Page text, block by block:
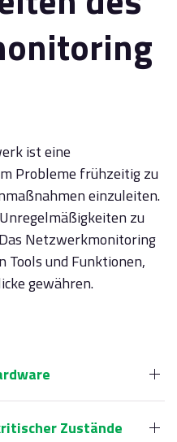
ist eine
Probleme frühzeitig zu
einzuleiten.
zu
Netzwerkmonitoring
und Funktionen,
gewähren.
Zustände